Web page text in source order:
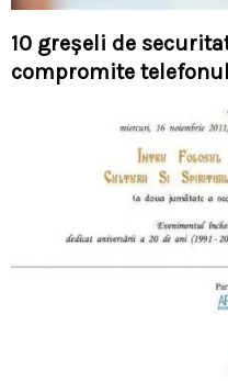
10 greșeli de
compromite